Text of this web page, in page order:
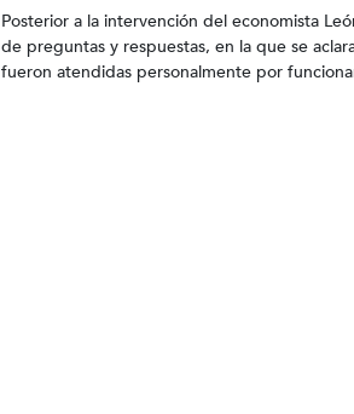
Posterior a la intervención del economista
de preguntas y respuestas, en la que se
fueron atendidas personalmente por